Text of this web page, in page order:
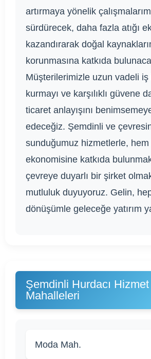
artırmaya yönelik
sürdürecek, daha fazla atığı
kazandırarak doğal
korunmasına katkıda
Müşterilerimizle uzun vadeli iş
kurmayı ve karşılıklı güvene
ticaret anlayışını
edeceğiz. Şemdinli ve
sunduğumuz hizmetlerle,
ekonomisine katkıda
çevreye duyarlı bir şirket
mutluluk duyuyoruz. Gelin,
dönüşümle geleceğe yatırım
Şemdinli Hurdacı Hizmet
Mahalleleri
Moda Mah.